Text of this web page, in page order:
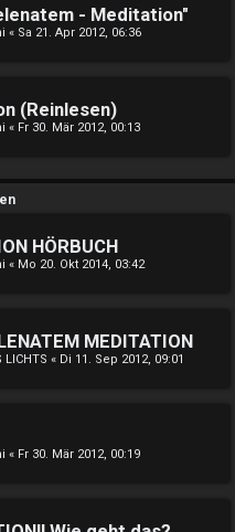
- Meditation"
« Sa 21. Apr 2012, 06:36
(Reinlesen)
« Fr 30. Mär 2012, 00:13
HÖRBUCH
« Mo 20. Okt 2014, 03:42
MEDITATION
LICHTS « Di 11. Sep 2012, 09:01
« Fr 30. Mär 2012, 00:19